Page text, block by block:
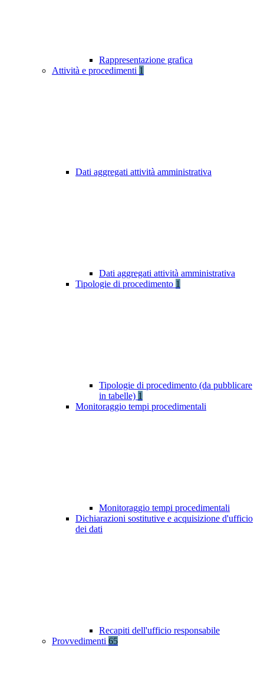
Rappresentazione grafica
Attività e procedimenti 1
Dati aggregati attività amministrativa
Dati aggregati attività amministrativa
Tipologie di procedimento 1
Tipologie di procedimento (da pubblicare
in tabelle) 1
Monitoraggio tempi procedimentali
Monitoraggio tempi procedimentali
Dichiarazioni sostitutive e acquisizione d'ufficio
dei dati
Recapiti dell'ufficio responsabile
Provvedimenti 65